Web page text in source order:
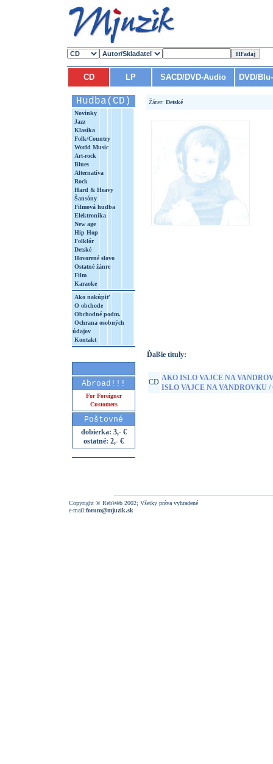
CD LP SACD/DVD-Audio DVD/
Hudba(CD)
Novinky
Jazz
Klasika
Folk/Country
World Music
Art-rock
Blues
Alternatíva
Rock
Hard & Heavy
Šansóny
Filmová hudba
Elektronika
New age
Hip Hop
Folklór
Detské
Hovorené slovo
Ostatné žánre
Film
Karaoke
Ako nakúpiť
O obchode
Obchodné podm.
Ochrana osobných
údajov
Kontakt
Abroad!!!
For Foreigner
Customers
Poštovné
dobierka: 3,- €
ostatné: 2,- €
Žáner: Detské
Ďalšie tituly:
CD AKO ISLO VAJCE NA
ISLO VAJCE NA VANDROVKU
Copyright © RebWeb 2002; Všetky práva vyhradené
e-mail:forum@mjuzik.sk